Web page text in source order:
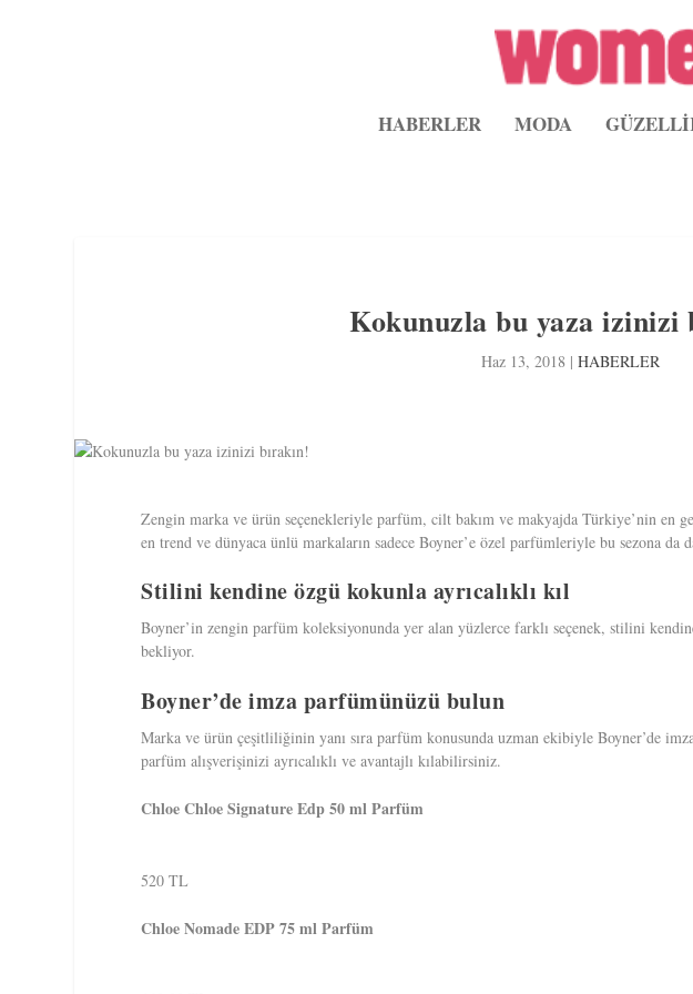
HABERLER MODA
Kokunuzla bu yaza izinizi
Haz 13, 2018 |HABERLER
Zengin marka ve ürün seçenekleriyle parfüm, cilt bakım ve makyajda Türkiye’nin en
en trend ve dünyaca ünlü markaların sadece Boyner’e özel parfümleriyle bu sezona da
Stilini kendine özgü kokunla ayrıcalıklı kıl
Boyner’in zengin parfüm koleksiyonunda yer alan yüzlerce farklı seçenek, stilini
bekliyor.
Boyner’de imza parfümünüzü bulun
Marka ve ürün çeşitliliğinin yanı sıra parfüm konusunda uzman ekibiyle Boyner’de
parfüm alışverişinizi ayrıcalıklı ve avantajlı kılabilirsiniz.
Chloe Chloe Signature Edp 50 ml Parfüm
520 TL
Chloe Nomade EDP 75 ml Parfüm